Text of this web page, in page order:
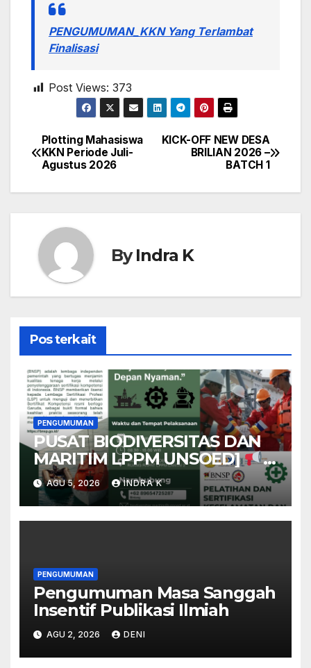
PENGUMUMAN_KKN Yang Terlambat
Finalisasi
Post Views: 373
Navigasi
pos
KICK-OFF NEW DESA
BRILIAN 2026 –
BATCH 1
Plotting Mahasiswa
KKN Periode Juli-
Agustus 2026
ByIndra K
Pos terkait
PENGUMUMAN
PUSAT BIODIVERSITAS DAN
MARITIM LPPM UNSOED]
[OPEN REGISTRATION]
PELATIHAN DAN SERTIFIKASI
K3 UMUM & MIGAS
AGU 5, 2026 INDRA K
PENGUMUMAN
Pengumuman Masa Sanggah
Insentif Publikasi Ilmiah
AGU 2, 2026 DENI